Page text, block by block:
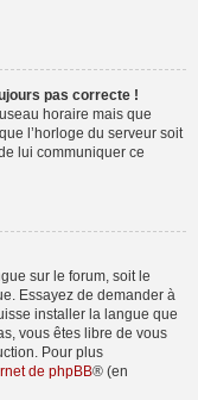
pas correcte !
horaire mais que
l’horloge du serveur soit
lui communiquer ce
sur le forum, soit le
Essayez de demander à
installer la langue que
vous êtes libre de vous
Pour plus
de phpBB® (en